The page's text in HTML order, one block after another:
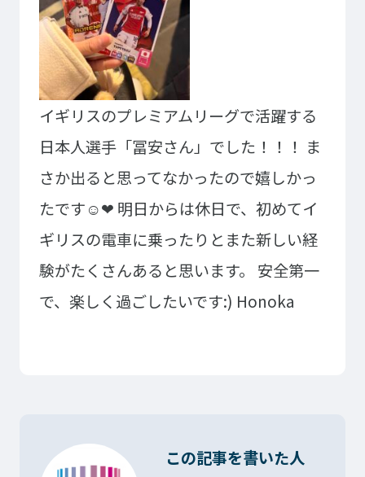
イギリスのプレミアムリーグで活躍する
日本人選手「冨安さん」でした！！！ ま
さか出ると思ってなかったので嬉しかっ
たです☺❤ 明日からは休日で、初めてイ
ギリスの電車に乗ったりとまた新しい経
験がたくさんあると思います。
安全第一
で、楽しく過ごしたいです:) Honoka
この記事を書いた人